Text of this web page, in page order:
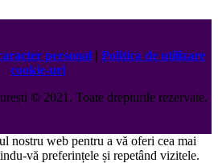
personal | Politica de utilizare
cookie-uri
©️2021. Toate drepturile rezervate.
nostru web pentru a vă oferi cea mai
vă preferințele și repetând vizitele.